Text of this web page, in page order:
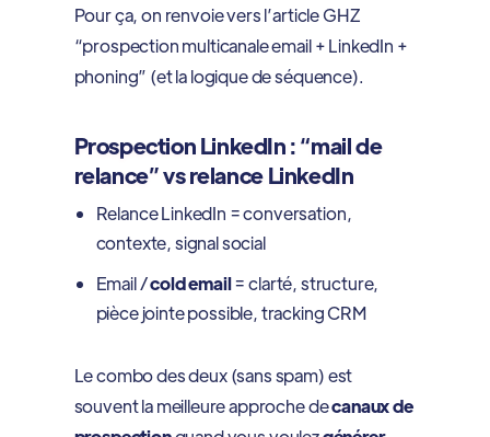
Pour ça, on renvoie vers l’article GHZ
“prospection multicanale email + LinkedIn +
phoning” (et la logique de séquence).
Prospection LinkedIn : “mail de
relance” vs relance LinkedIn
Relance LinkedIn = conversation,
contexte, signal social
Email /cold email= clarté, structure,
pièce jointe possible, tracking CRM
Le combo des deux (sans spam) est
souvent la meilleure approche decanaux de